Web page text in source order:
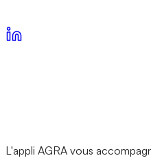
L'appli AGRA vous